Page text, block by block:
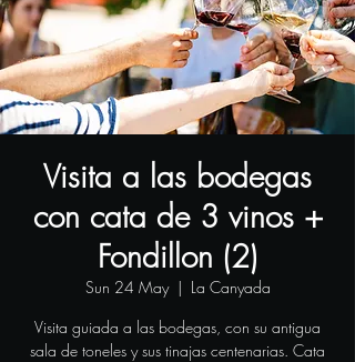
Visita a las bodegas
con cata de 3 vinos +
Fondillon (2)
Sun 24 May
  |
La Canyada
Visita guiada a las bodegas, con su antigua
sala de toneles y sus tinajas centenarias. Cata